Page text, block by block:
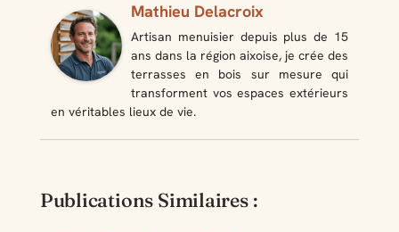
Mathieu Delacroix
Artisan menuisier depuis plus de 15
ans dans la région aixoise, je crée des
terrasses en bois sur mesure qui
transforment vos espaces extérieurs
en véritables lieux de vie.
Publications Similaires :